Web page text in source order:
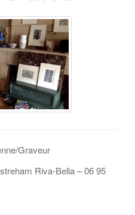
Graveur
Riva-Bella – 06 95